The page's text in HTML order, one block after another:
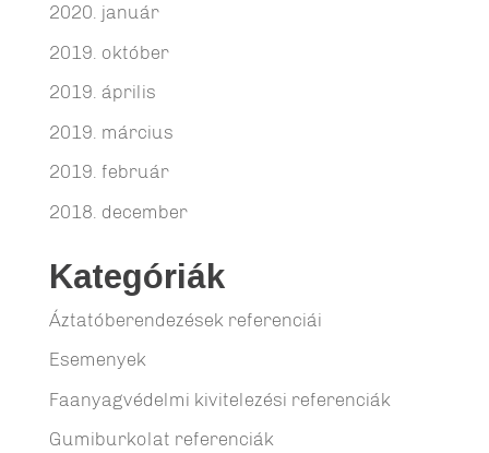
2020. január
2019. október
2019. április
2019. március
2019. február
2018. december
Kategóriák
Áztatóberendezések referenciái
Esemenyek
Faanyagvédelmi kivitelezési referenciák
Gumiburkolat referenciák